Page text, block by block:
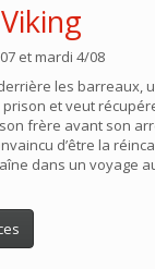
et mardi 4/08
les barreaux,
et veut
frère avant son
d’être la
dans un voyage